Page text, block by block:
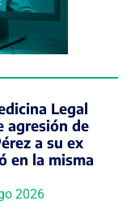
Legal
agresión de
a su ex
en la misma
2026